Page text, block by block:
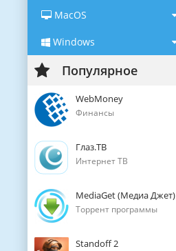
MacOS
Windows
Популярное
WebMoney
Финансы
Глаз.ТВ
Интернет ТВ
MediaGet (Медиа Джет)
Торрент программы
Standoff 2